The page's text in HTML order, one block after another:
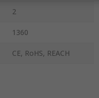
2
1360
CE, RoHS, REACH